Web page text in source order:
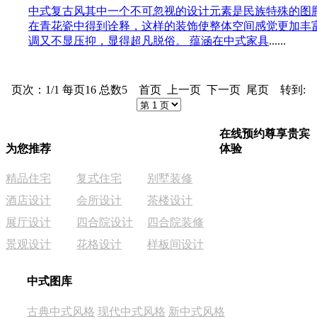
中式复古风其中一个不可忽视的设计元素是民族特殊的图
在青花瓷中得到诠释，这样的装饰使整体空间感觉更加丰
调又不显压抑，显得超凡脱俗。 蕴涵在中式家具......
页次：1/1 每页16 总数5 首页 上一页 下一页 尾页 转到:
为您推荐
精品住宅 复式住宅
别墅装修
酒店设计
会所设计
茶楼设计
展厅设计
四合院设计
四合院装修
景观设计
花格设计 样板间设计
中式图库
古典中式风格 现代中式风格 新中式风格
在线预约尊享贵宾
体验